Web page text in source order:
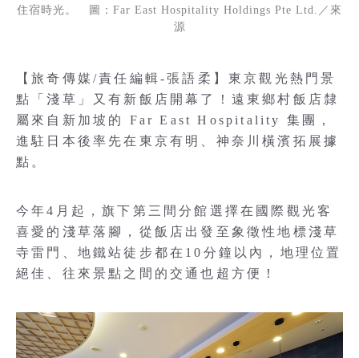
住宿時光。 圖：Far East Hospitality Holdings Pte Ltd.／來
源
【旅奇傳媒/責任編輯-張語柔】東京觀光熱門景
點「淺草」又有新飯店開幕了！遠東鄉村飯店隸
屬來自新加坡的 Far East Hospitality 集團，
進駐日本後率先在東京有明、神奈川橫濱拓展據
點。
今年4月起，旗下第三間分館選擇在國際觀光客
喜愛的淺草落腳，從飯店出發至象徵性地標淺草
寺雷門、地鐵站徒步都在10分鐘以內，地理位置
絕佳、往來景點之間的交通也超方便！